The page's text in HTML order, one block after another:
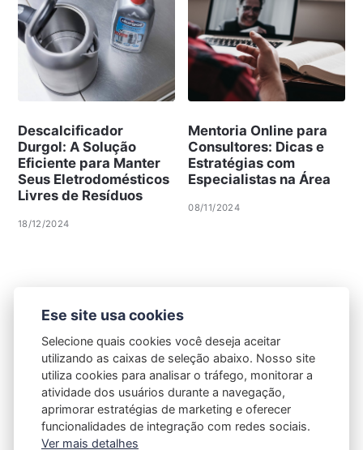
Descalcificador
Durgol: A Solução
Eficiente para Manter
Seus Eletrodomésticos
Livres de Resíduos
18/12/2024
Mentoria Online para
Consultores: Dicas e
Estratégias com
Especialistas na Área
08/11/2024
Ese site usa cookies
Selecione quais cookies você deseja aceitar
utilizando as caixas de seleção abaixo. Nosso site
utiliza cookies para analisar o tráfego, monitorar a
atividade dos usuários durante a navegação,
aprimorar estratégias de marketing e oferecer
funcionalidades de integração com redes sociais.
Ver mais detalhes